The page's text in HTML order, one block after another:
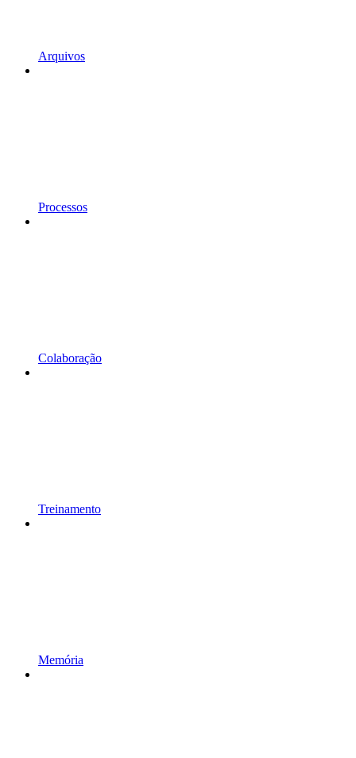
Arquivos
Processos
Colaboração
Treinamento
Memória